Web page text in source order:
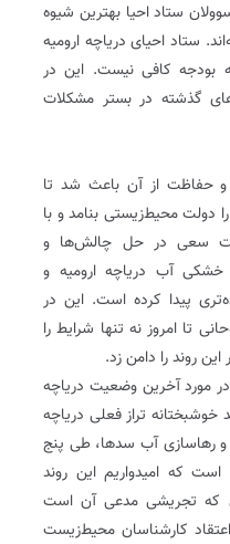
ستاد احیا بهترین شیوه
ستاد احیای دریاچه ارومیه
بودجه کافی نیست. این در
گذشته در بستر مشکلات
حفاظت از آن باعث شد تا
۹۲ دولت خود را دولت محیط‌زیستی بنامد و با
سعی در حل چالش‌ها و
خشکی آب دریاچه ارومیه و
پیدا کرده است. این در
تا امروز نه تنها شرایط را
روند را دامن زد.
مورد آخرین وضعیت دریاچه
خوشبختانه تراز فعلی دریاچه
و رهاسازی آب سدها، طی پنج
که امیدواریم این روند
که تجریشی مدعی آن است
کارشناسان محیط‌زیست